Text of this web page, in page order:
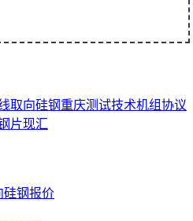
取向硅钢重庆测试技术机组协议
片现汇